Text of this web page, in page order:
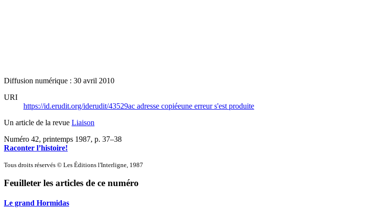
Diffusion numérique : 30 avril 2010
URI
https://id.erudit.org/iderudit/43529ac adresse copiéeune erreur s'est produite
Un article de la revue Liaison
Numéro 42, printemps 1987, p. 37–38
Raconter l’histoire!
Tous droits réservés © Les Éditions l'Interligne, 1987
Feuilleter les articles de ce numéro
Le grand Hormidas